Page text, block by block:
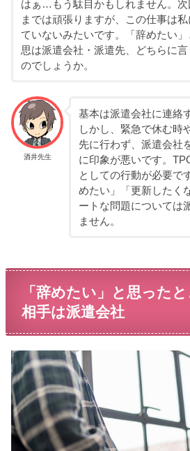
はぁ…もう駄目かもしれません。次
までは頑張りますが、この仕事は私
ていないみたいです。「辞めたい
思は派遣会社・派遣先、どちらに
のでしょうか。
酒井先生
基本は派遣会社に連絡
しかし、緊急で休む時
先に行わず、派遣会社
に印象が悪いです。
としての行動が必要で
めたい」「更新したく
ートな問題については
ません。
「辞めたい」と思った
相手は派遣会社